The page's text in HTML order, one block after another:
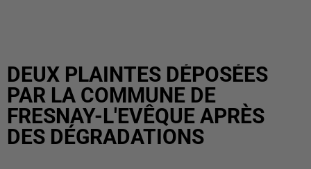
DEUX PLAINTES DÉPOSÉES
PAR LA COMMUNE DE
FRESNAY-L'EVÊQUE APRÈS
DES DÉGRADATIONS